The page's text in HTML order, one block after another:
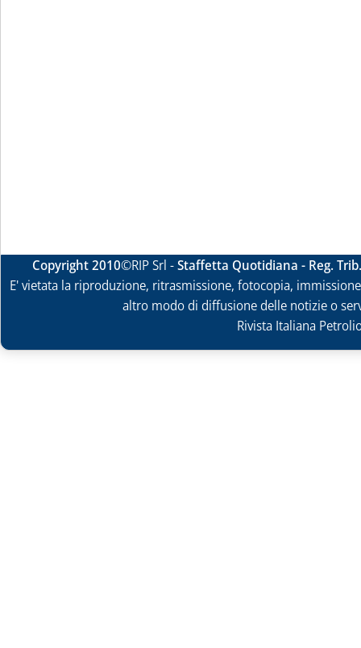
Copyright 2010©RIP Srl -Staffetta Quotidiana - Reg.
E' vietata la riproduzione, ritrasmissione, fotocopia,
altro modo di diffusione delle notizie o
Rivista Italiana